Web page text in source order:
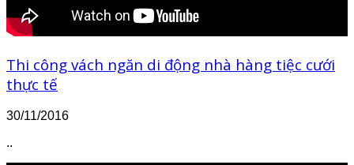
Thi công vách ngăn di động nhà hàng tiệc cưới
thực tế
30/11/2016
..